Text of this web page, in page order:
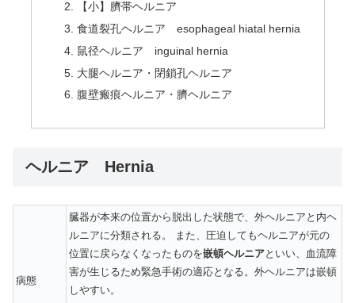
【小】臍帯ヘルニア
食道裂孔ヘルニア esophageal hiatal hernia
鼠径ヘルニア inguinal hernia
大腿ヘルニア・閉鎖孔ヘルニア
腹壁瘢痕ヘルニア・臍ヘルニア
ヘルニア Hernia
病態
臓器が本来の位置から脱出した状態で、外ヘルニアと内ヘ
ルニアに分類される。 また、圧迫してもヘルニアが元の
位置に戻らなくなったものを嵌頓ヘルニアといい、血流障
害が生じるため緊急手術の適応となる。外ヘルニアは嵌頓
しやすい。